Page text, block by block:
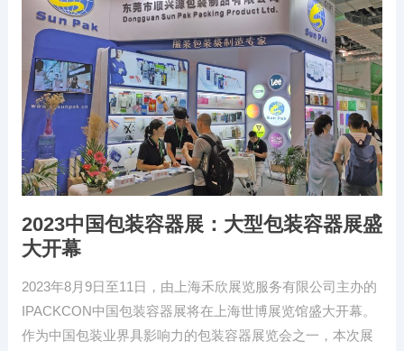
2023中国包装容器展：大型包装容器展盛
大开幕
2023年8月9日至11日，由上海禾欣展览服务有限公司主办的
IPACKCON中国包装容器展将在上海世博展览馆盛大开幕。
作为中国包装业界具影响力的包装容器展览会之一，本次展